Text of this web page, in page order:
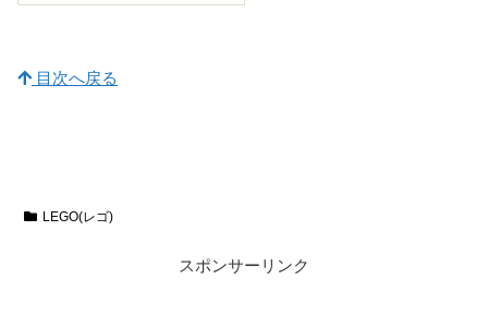
目次へ戻る
LEGO(レゴ)
スポンサーリンク